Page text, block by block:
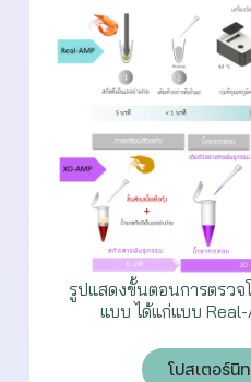
รูปแสดงขั้นตอนการตรวจ
แบบ ได้แก่แบบ Real-
โปสเตอร์นิ